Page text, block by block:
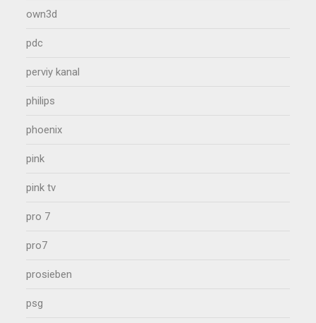
own3d
pdc
perviy kanal
philips
phoenix
pink
pink tv
pro 7
pro7
prosieben
psg